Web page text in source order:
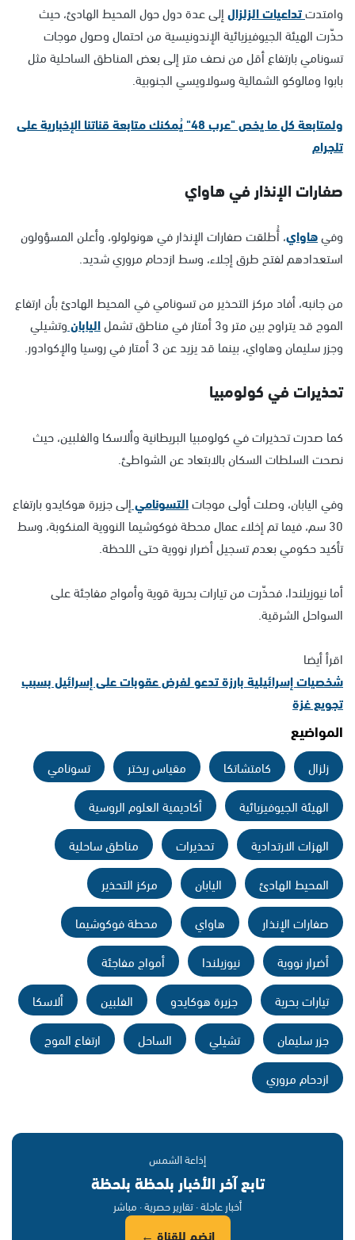
وامتدتتداعيات الزلزالإلى عدة دول حول المحيط الهادئ، حيث
حذّرت الهيئة الجيوفيزيائية الإندونيسية من احتمال وصول موجات
تسونامي بارتفاع أقل من نصف متر إلى بعض المناطق الساحلية مثل
بابوا ومالوكو الشمالية وسولاويسي الجنوبية.
ولمتابعة كل ما يخص "عرب 48" يُمكنك متابعة قناتنا الإخبارية على
تلجرام
صفارات الإنذار في هاواي
وفيهاواي، أُطلقت صفارات الإنذار في هونولولو، وأعلن المسؤولون
استعدادهم لفتح طرق إجلاء، وسط ازدحام مروري شديد.
من جانبه، أفاد مركز التحذير من تسونامي في المحيط الهادئ بأن ارتفاع
الموج قد يتراوح بين متر و3 أمتار في مناطق تشمل
اليابانوتشيلي
وجزر سليمان وهاواي، بينما قد يزيد عن 3 أمتار في روسيا والإكوادور.
تحذيرات في كولومبيا
كما صدرت تحذيرات في كولومبيا البريطانية وألاسكا والفلبين، حيث
نصحت السلطات السكان بالابتعاد عن الشواطئ.
وفي اليابان، وصلت أولى موجاتالتسوناميإلى جزيرة هوكايدو بارتفاع
30 سم، فيما تم إخلاء عمال محطة فوكوشيما النووية المنكوبة، وسط
تأكيد حكومي بعدم تسجيل أضرار نووية حتى اللحظة.
أما نيوزيلندا، فحذّرت من تيارات بحرية قوية وأمواج مفاجئة على
السواحل الشرقية.
اقرأ أيضا
شخصيات إسرائيلية بارزة تدعو لفرض عقوبات على إسرائيل بسبب
تجويع غزة
المواضيع
زلزال كامتشاتكا مقياس ريختر
تسونامي
الهيئة الجيوفيزيائية
أكاديمية العلوم الروسية
الهزات الارتدادية
تحذيرات
مناطق ساحلية
المحيط الهادئ
اليابان
مركز التحذير
صفارات الإنذار
هاواي
محطة فوكوشيما
أضرار نووية
نيوزيلندا
أمواج مفاجئة
تيارات بحرية
جزيرة هوكايدو الفلبين
ألاسكا
جزر سليمان
تشيلي الساحل
ارتفاع الموج
ازدحام مروري
إذاعة الشمس
تابع آخر الأخبار بلحظة بلحظة
أخبار عاجلة · تقارير حصرية · مباشر
انضم للقناة ←